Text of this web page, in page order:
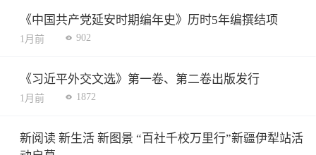
《中国共产党延安时期编年史》历时5年编撰结项
1月前 902
《习近平外交文选》第一卷、第二卷出版发行
1月前 1872
新阅读 新生活 新图景 “百社千校万里行”新疆伊犁站活